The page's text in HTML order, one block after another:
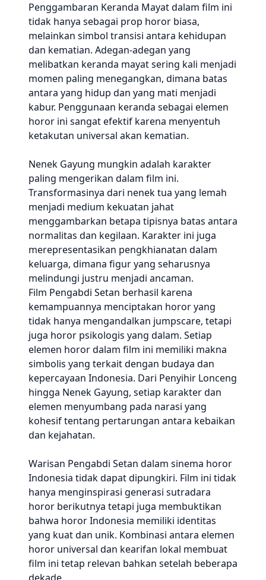
Penggambaran Keranda Mayat dalam film ini
tidak hanya sebagai prop horor biasa,
melainkan simbol transisi antara kehidupan
dan kematian. Adegan-adegan yang
melibatkan keranda mayat sering kali menjadi
momen paling menegangkan, dimana batas
antara yang hidup dan yang mati menjadi
kabur. Penggunaan keranda sebagai elemen
horor ini sangat efektif karena menyentuh
ketakutan universal akan kematian.
Nenek Gayung mungkin adalah karakter
paling mengerikan dalam film ini.
Transformasinya dari nenek tua yang lemah
menjadi medium kekuatan jahat
menggambarkan betapa tipisnya batas antara
normalitas dan kegilaan. Karakter ini juga
merepresentasikan pengkhianatan dalam
keluarga, dimana figur yang seharusnya
melindungi justru menjadi ancaman.
Film Pengabdi Setan berhasil karena
kemampuannya menciptakan horor yang
tidak hanya mengandalkan jumpscare, tetapi
juga horor psikologis yang dalam. Setiap
elemen horor dalam film ini memiliki makna
simbolis yang terkait dengan budaya dan
kepercayaan Indonesia. Dari Penyihir Lonceng
hingga Nenek Gayung, setiap karakter dan
elemen menyumbang pada narasi yang
kohesif tentang pertarungan antara kebaikan
dan kejahatan.
Warisan Pengabdi Setan dalam sinema horor
Indonesia tidak dapat dipungkiri. Film ini tidak
hanya menginspirasi generasi sutradara
horor berikutnya tetapi juga membuktikan
bahwa horor Indonesia memiliki identitas
yang kuat dan unik. Kombinasi antara elemen
horor universal dan kearifan lokal membuat
film ini tetap relevan bahkan setelah beberapa